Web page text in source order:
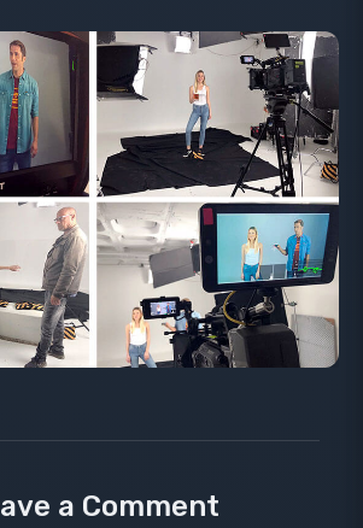
a Comment